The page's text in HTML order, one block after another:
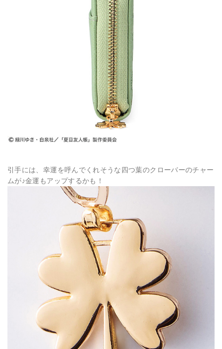
引手には、幸運を呼んでくれそうな四つ葉のクローバーのチャー
ムが♪金運もアップするかも！